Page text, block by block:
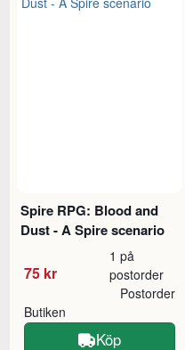
Spire RPG: Blood and
Dust - A Spire scenario
75 kr
1 på
postorder
Butiken
Postorder
Köp